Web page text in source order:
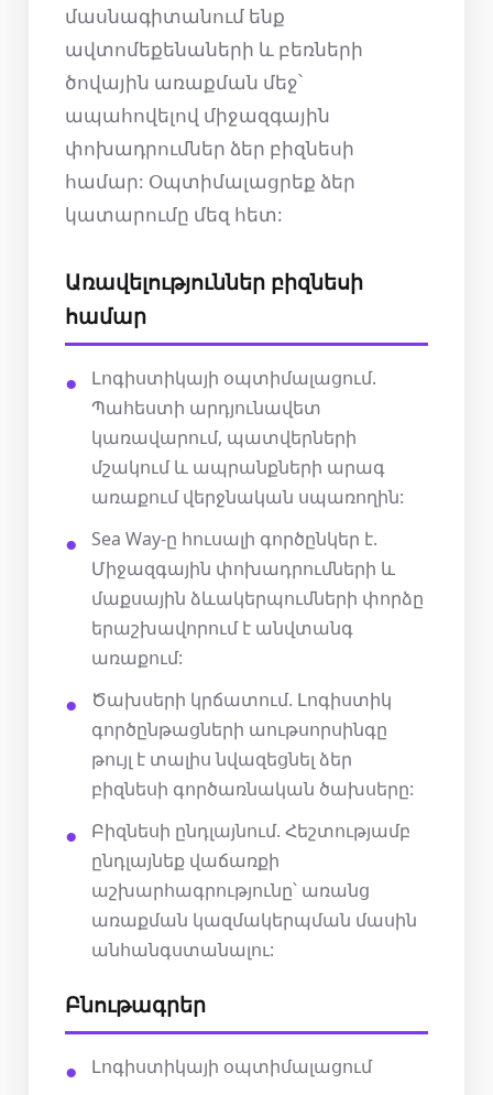
մասնագիտանում ենք
ավտոմեքենաների և բեռների
ծովային առաքման մեջ՝
ապահովելով միջազգային
փոխադրումներ ձեր բիզնեսի
համար: Օպտիմալացրեք ձեր
կատարումը մեզ հետ:
Առավելություններ բիզնեսի
համար
Լոգիստիկայի օպտիմալացում.
Պահեստի արդյունավետ
կառավարում, պատվերների
մշակում և ապրանքների արագ
առաքում վերջնական սպառողին:
Sea Way-ը հուսալի գործընկեր է.
Միջազգային փոխադրումների և
մաքսային ձևակերպումների փորձը
երաշխավորում է անվտանգ
առաքում:
Ծախսերի կրճատում. Լոգիստիկ
գործընթացների աութսորսինգը
թույլ է տալիս նվազեցնել ձեր
բիզնեսի գործառնական ծախսերը:
Բիզնեսի ընդլայնում. Հեշտությամբ
ընդլայնեք վաճառքի
աշխարհագրությունը՝ առանց
առաքման կազմակերպման մասին
անհանգստանալու:
Բնութագրեր
Լոգիստիկայի օպտիմալացում